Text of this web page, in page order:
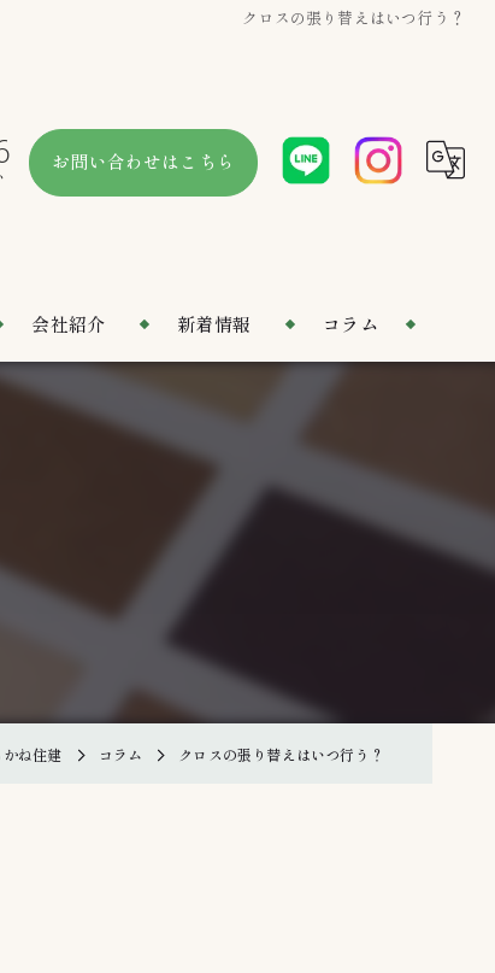
クロスの張り替えはいつ行う？
お問い合わせはこちら
会社紹介 新着情報 コラム
ね住建 コラム クロスの張り替えはいつ行う？